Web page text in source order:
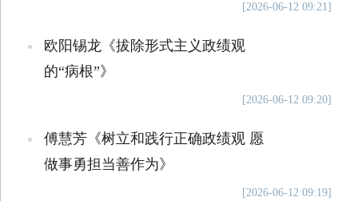
[2026-06-12 09:21]
欧阳锡龙《拔除形式主义政绩观
的“病根”》
[2026-06-12 09:20]
傅慧芳《树立和践行正确政绩观 愿
做事勇担当善作为》
[2026-06-12 09:19]